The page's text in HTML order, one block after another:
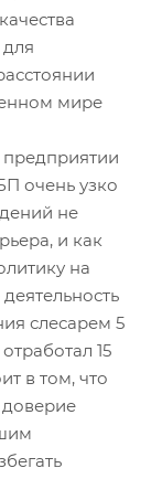
мире
очень узко
не
и как
на
слесарем 5
15
в том, что
доверие